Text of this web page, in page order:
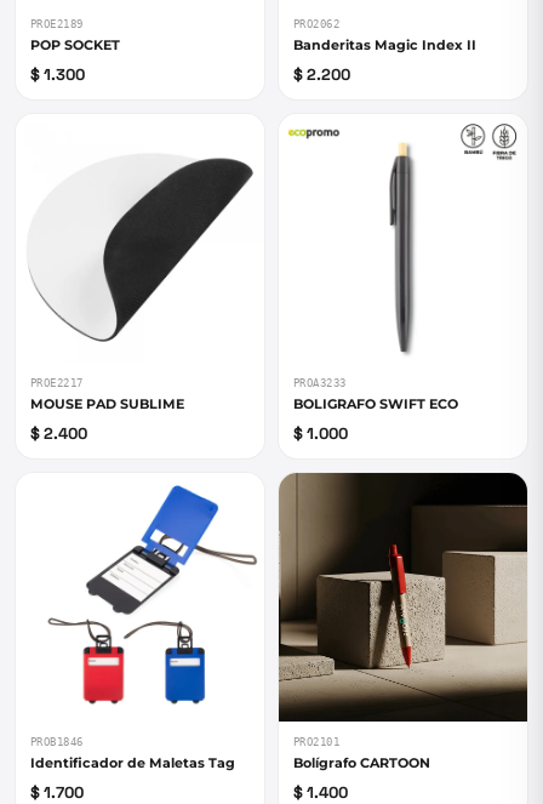
PROE2189
POP SOCKET
$ 1.300
PRO2062
Banderitas Magic Index II
$ 2.200
PROE2217
MOUSE PAD SUBLIME
$ 2.400
PROA3233
BOLIGRAFO SWIFT ECO
$ 1.000
PROB1846
Identificador de Maletas Tag
$ 1.700
PRO2101
Bolígrafo CARTOON
$ 1.400